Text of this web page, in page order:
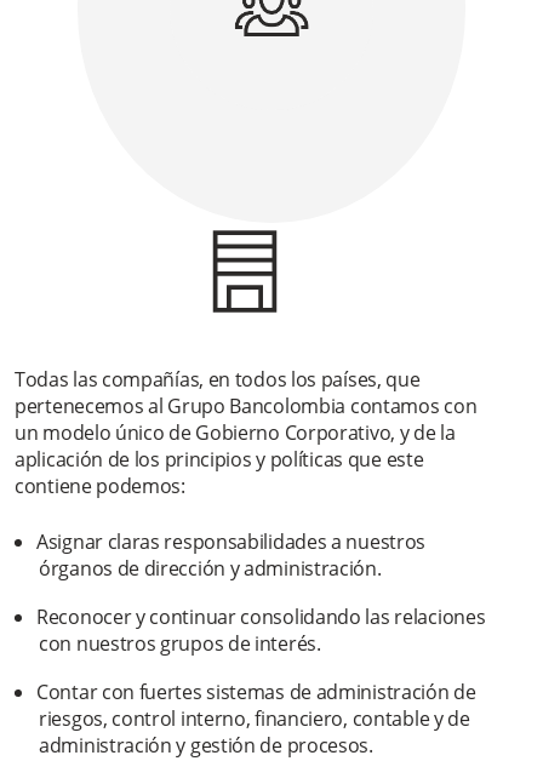
Todas las compañías, en todos los países, que
pertenecemos al Grupo Bancolombia contamos con
un modelo único de Gobierno Corporativo, y de la
aplicación de los principios y políticas que este
contiene podemos:
Asignar claras responsabilidades a nuestros
órganos de dirección y administración.
Reconocer y continuar consolidando las relaciones
con nuestros grupos de interés.
Contar con fuertes sistemas de administración de
riesgos, control interno, financiero, contable y de
administración y gestión de procesos.